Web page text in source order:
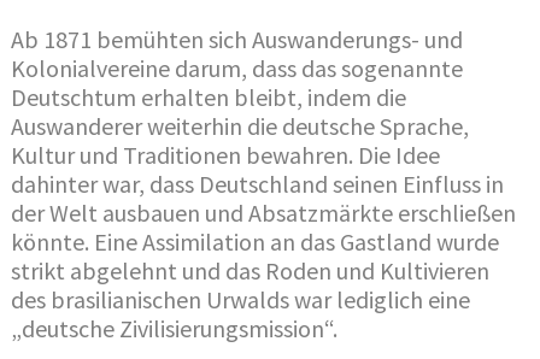
Ab 1871 bemühten sich Auswanderungs- und
Kolonialvereine darum, dass das sogenannte
Deutschtum erhalten bleibt, indem die
Auswanderer weiterhin die deutsche Sprache,
Kultur und Traditionen bewahren. Die Idee
dahinter war, dass Deutschland seinen Einfluss in
der Welt ausbauen und Absatzmärkte erschließen
könnte. Eine Assimilation an das Gastland wurde
strikt abgelehnt und das Roden und Kultivieren
des brasilianischen Urwalds war lediglich eine
„deutsche Zivilisierungsmission“.